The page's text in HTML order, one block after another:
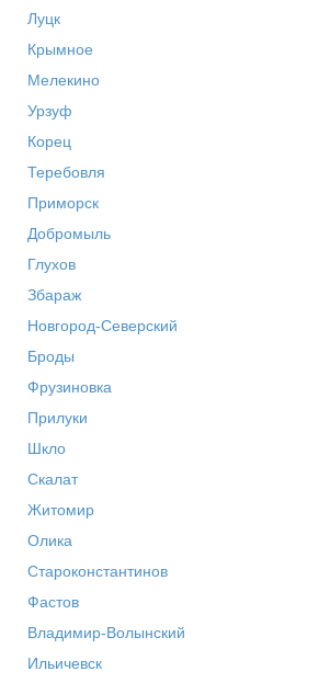
Луцк
Крымное
Мелекино
Урзуф
Корец
Теребовля
Приморск
Добромыль
Глухов
Збараж
Новгород-Северский
Броды
Фрузиновка
Прилуки
Шкло
Скалат
Житомир
Олика
Староконстантинов
Фастов
Владимир-Волынский
Ильичевск